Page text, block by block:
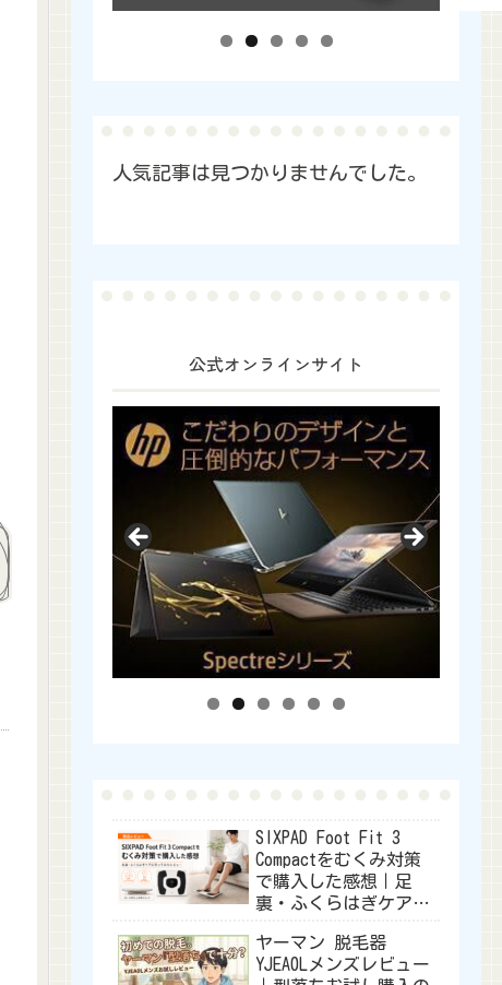
人気記事は見つかりませんでした。
公式オンラインサイト
SIXPAD Foot Fit 3
Compactをむくみ対策
で購入した感想｜足
裏・ふくらはぎケアに
ヤーマン 脱毛器
YJEA0Lメンズレビュー